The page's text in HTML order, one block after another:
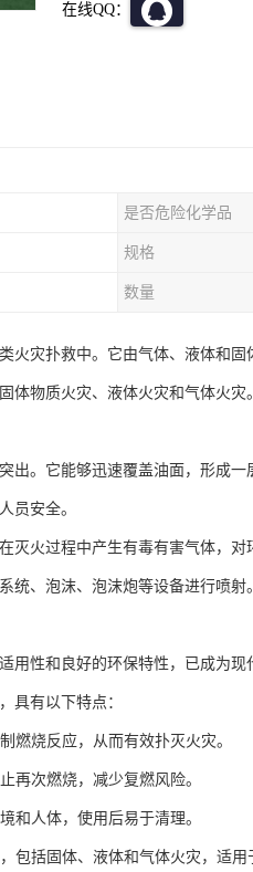
在线QQ：
是否危险化学品
规格
数量
火灾扑救中。它由气体、液体和固
体物质火灾、液体火灾和气体火
出。它能够迅速覆盖油面，形成一
员安全。
灭火过程中产生有毒有害气体，对
统、泡沫、泡沫炮等设备进行喷射
用性和良好的环保特性，已成为现
具有以下特点：
燃烧反应，从而有效扑灭火灾。
再次燃烧，减少复燃风险。
和人体，使用后易于清理。
包括固体、液体和气体火灾，适用